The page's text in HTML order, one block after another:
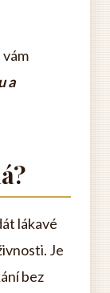
a
lákavé
Je
bez